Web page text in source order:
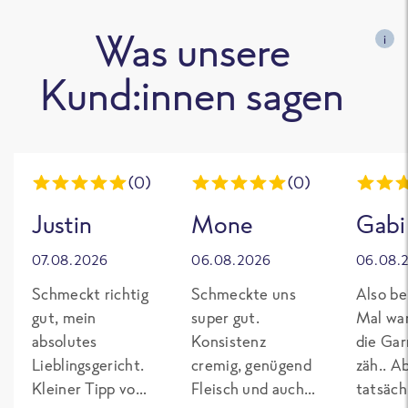
Was unsere
Kund:innen sagen
i
(0)
Justin
07.08.2026
Schmeckt richtig
gut, mein
absolutes
Lieblingsgericht.
Kleiner Tipp von
(0)
Mone
06.08.2026
Schmeckte uns
super gut.
Konsistenz
cremig, genügend
Fleisch und auch
Gabi
Also
Mal
die
zäh..